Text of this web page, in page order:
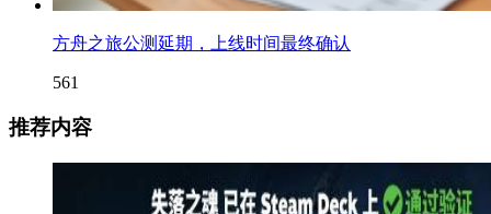
方舟之旅公测延期，上线时间最终确认
561
推荐内容